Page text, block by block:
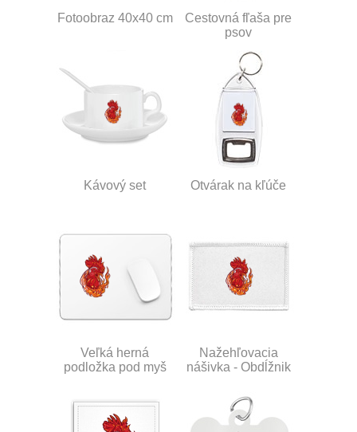
Fotoobraz 40x40 cm
Cestovná fľaša pre
psov
Kávový set Otvárak na kľúče
Veľká herná
podložka pod myš
Nažehľovacia
nášivka - Obdĺžnik